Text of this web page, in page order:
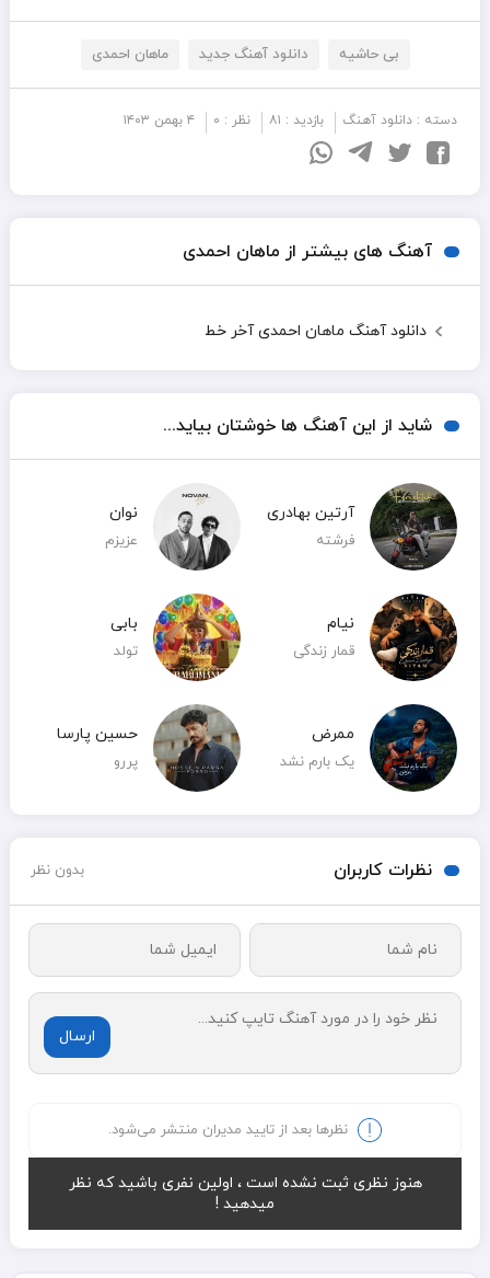
بی حاشیه دانلود آهنگ جدید ماهان احمدی
دسته : دانلود آهنگ بازدید : ۸۱ نظر : ۰ ۴ بهمن ۱۴۰۳
آهنگ های بیشتر از ماهان احمدی
دانلود آهنگ ماهان احمدی آخر خط
شاید از این آهنگ ها خوشتان بیاید...
آرتین بهادری
فرشته
نوان
عزیزم
نیام
قمار زندگی
بابی
تولد
ممرض
یک بارم نشد
حسین پارسا
پررو
نظرات کاربران بدون نظر
ارسال
نظرها بعد از تایید مدیران منتشر می‌شود.
هنوز نظری ثبت نشده است ، اولین نفری باشید که نظر
میدهید !